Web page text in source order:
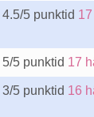
4.5/5 punktid
5/5 punktid 17
3/5 punktid 16